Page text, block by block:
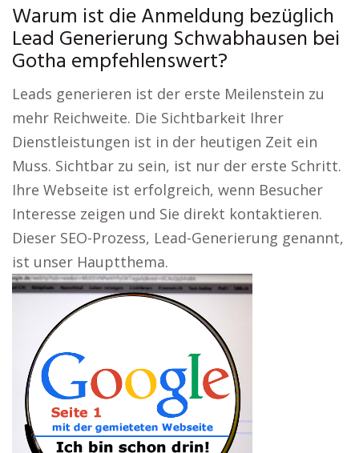
Warum ist die Anmeldung bezüglich
Lead Generierung Schwabhausen bei
Gotha empfehlenswert?
Leads generieren ist der erste Meilenstein zu
mehr Reichweite. Die Sichtbarkeit Ihrer
Dienstleistungen ist in der heutigen Zeit ein
Muss. Sichtbar zu sein, ist nur der erste Schritt.
Ihre Webseite ist erfolgreich, wenn Besucher
Interesse zeigen und Sie direkt kontaktieren.
Dieser SEO-Prozess, Lead-Generierung genannt,
ist unser Hauptthema.